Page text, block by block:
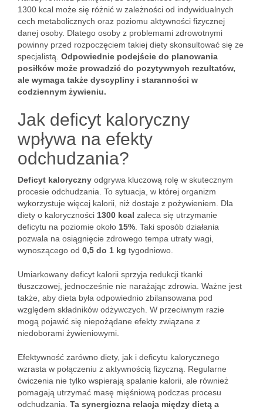
1300 kcal może się różnić w zależności od indywidualnych
cech metabolicznych oraz poziomu aktywności fizycznej
danej osoby. Dlatego osoby z problemami zdrowotnymi
powinny przed rozpoczęciem takiej diety skonsultować się ze
specjalistą. Odpowiednie podejście do planowania
posiłków może prowadzić do pozytywnych rezultatów,
ale wymaga także dyscypliny i staranności w
codziennym żywieniu.
Jak deficyt kaloryczny
wpływa na efekty
odchudzania?
Deficyt kaloryczny odgrywa kluczową rolę w skutecznym
procesie odchudzania. To sytuacja, w której organizm
wykorzystuje więcej kalorii, niż dostaje z pożywieniem. Dla
diety o kaloryczności 1300 kcal zaleca się utrzymanie
deficytu na poziomie około 15% . Taki sposób działania
pozwala na osiągnięcie zdrowego tempa utraty wagi,
wynoszącego od 0,5 do 1 kg tygodniowo.
Umiarkowany deficyt kalorii sprzyja redukcji tkanki
tłuszczowej, jednocześnie nie narażając zdrowia. Ważne jest
także, aby dieta była odpowiednio zbilansowana pod
względem składników odżywczych. W przeciwnym razie
mogą pojawić się niepożądane efekty związane z
niedoborami żywieniowymi.
Efektywność zarówno diety, jak i deficytu kalorycznego
wzrasta w połączeniu z aktywnością fizyczną. Regularne
ćwiczenia nie tylko wspierają spalanie kalorii, ale również
pomagają utrzymać masę mięśniową podczas procesu
odchudzania. Ta synergiczna relacja między dietą a